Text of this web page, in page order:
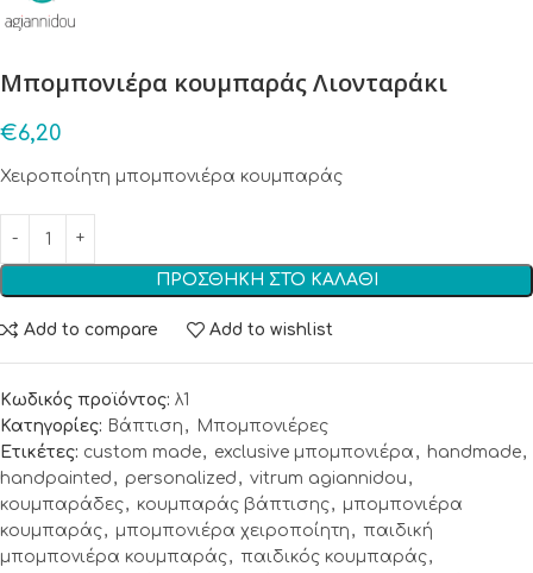
Μπομπονιέρα κουμπαράς Λιονταράκι
€6,20
Χειροποίητη μπομπονιέρα κουμπαράς
ΠΡΟΣΘΉΚΗ ΣΤΟ ΚΑΛΆΘΙ
Add to compare Add to wishlist
Κωδικός προϊόντος: λ1
Κατηγορίες: Βάπτιση , Μπομπονιέρες
Ετικέτες: custom made, exclusive μπομπονιέρα , handmade,
handpainted , personalized , vitrum agiannidou ,
κουμπαράδες, κουμπαράς βάπτισης, μπομπονιέρα
κουμπαράς, μπομπονιέρα χειροποίητη , παιδική
μπομπονιέρα κουμπαράς, παιδικός κουμπαράς,